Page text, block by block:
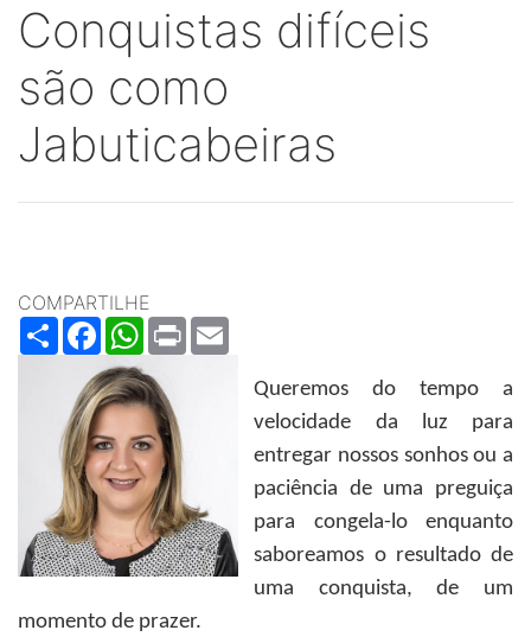
Conquistas difíceis
são como
Jabuticabeiras
COMPARTILHE
ShareFacebookWhatsApp
Print
Queremos do tempo a
velocidade da luz para
entregar nossos sonhos ou a
paciência de uma preguiça
para congela-lo enquanto
saboreamos o resultado de
uma conquista, de um
momento de prazer.